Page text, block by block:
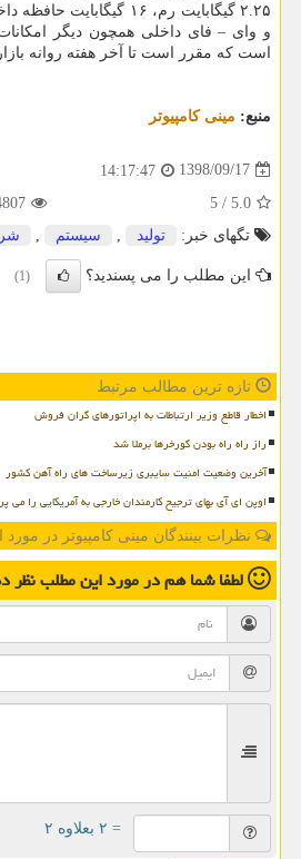
است كه مقرر است تا آخر هفته روانه
منبع: مینی كامپیوتر
1398/09/17
14:17:47
5.0
/
5
تگهای خبر:
تولید سیستم
این مطلب را می پسندید؟ (1)
تازه ترین مطالب مرتبط
اخطار قاطع وزیر ارتباطات به اپراتورهای گران فروش
راز راه راه بودن گورخرها برملا شد
آخرین وضعیت امنیت سایبری زیرساخت های راه آهن کشور
اوپن ای آی بهای ترجیح کارمندان خارجی به آمریکایی را می
نظرات بینندگان مینی کامپیوتر در
لطفا شما همدر مورد این مطلبنظر
= ۲ بعلاوه ۲